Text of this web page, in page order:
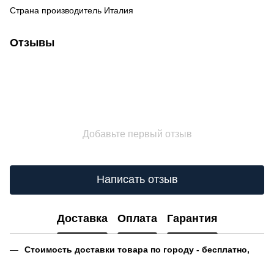
Страна производитель Италия
Отзывы
Добавьте первый отзыв
Написать отзыв
Доставка Оплата Гарантия
Стоимость доставки товара по городу - бесплатно,